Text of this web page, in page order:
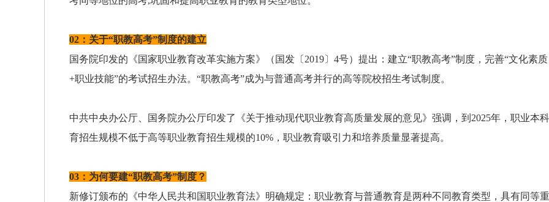
02：关于“职教高考”制度的建立
国务院印发的《国家职业教育改革实施方案》（国发〔2019〕4号）提出：建立“职教高考”制度，完善“文化素质
+职业技能”的考试招生办法。“职教高考”成为与普通高考并行的高等院校招生考试制度。
中共中央办公厅、国务院办公厅印发了《关于推动现代职业教育高质量发展的意见》强调，到2025年，职业本
育招生规模不低于高等职业教育招生规模的10%，职业教育吸引力和培养质量显著提高。
03：为何要建“职教高考”制度？
新修订颁布的《中华人民共和国职业教育法》明确规定：职业教育与普通教育是两种不同教育类型，具有同等